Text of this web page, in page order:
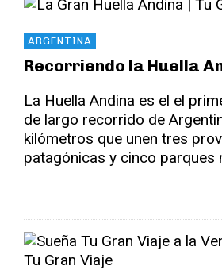
ARGENTINA
Recorriendo la Huella
La Huella Andina es el el
de largo recorrido de
kilómetros que unen tres
patagónicas y cinco parques